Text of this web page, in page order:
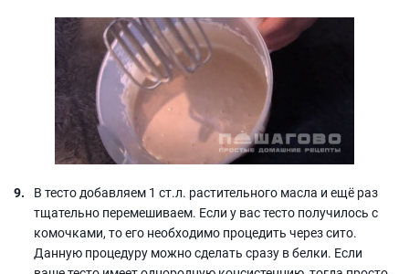
В тесто добавляем 1 ст.л. растительного масла и ещё раз
тщательно перемешиваем. Если у вас тесто получилось с
комочками, то его необходимо процедить через сито.
Данную процедуру можно сделать сразу в белки. Если